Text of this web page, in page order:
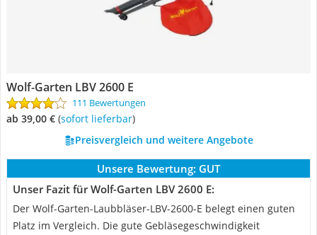
Wolf-Garten LBV 2600 E
111 Bewertungen
ab 39,00 € ( Sofort lieferbar)
Preisvergleich und weitere Angebote
Unsere Bewertung: GUT
Unser Fazit für Wolf-Garten LBV 2600 E:
Der Wolf-Garten-Laubbläser-LBV-2600-E belegt einen guten
Platz im Vergleich. Die gute Gebläsegeschwindigkeit